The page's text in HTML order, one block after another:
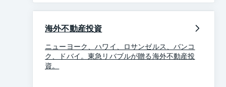
海外不動産投資
ニューヨーク、ハワイ、ロサンゼルス、バンコ
ク、ドバイ。東急リバブルが贈る海外不動産投
資。